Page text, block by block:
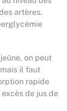
artères.
on peut
il faut
rapide
de jus de